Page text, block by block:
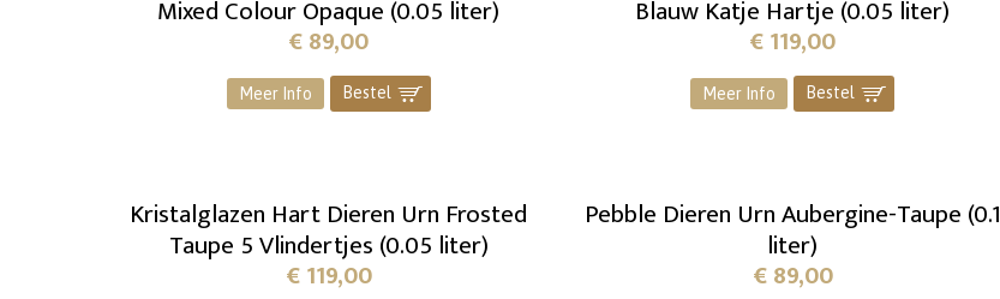
Mixed Colour Opaque (0.05 liter)
€89,00
Meer Info Bestel ]
Blauw Katje Hartje (0.05 liter)
€119,00
Meer Info Bestel ]
Kristalglazen Hart Dieren Urn Frosted
Taupe 5 Vlindertjes (0.05 liter)
€119,00
Pebble Dieren Urn Aubergine-Taupe (0.1
liter)
€89,00